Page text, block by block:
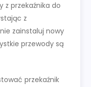
z przekaźnika do
z
zainstaluj nowy
przewody są
przekaźnik